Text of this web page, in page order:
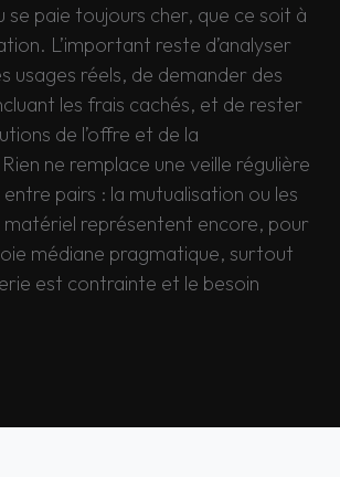
se paie toujours cher, que ce soit à
L’important reste d’analyser
usages réels, de demander des
les frais cachés, et de rester
de l’offre et de la
ne remplace une veille régulière
pairs : la mutualisation ou les
représentent encore, pour
médiane pragmatique, surtout
est contrainte et le besoin